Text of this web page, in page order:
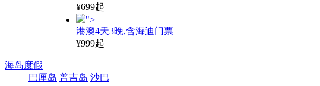
¥699起
">
港澳4天3晚,含海迪门票
¥999起
海岛度假
巴厘岛 普吉岛 沙巴